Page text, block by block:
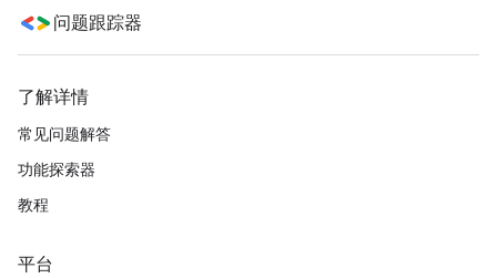
问题跟踪器
了解详情
常见问题解答
功能探索器
教程
平台